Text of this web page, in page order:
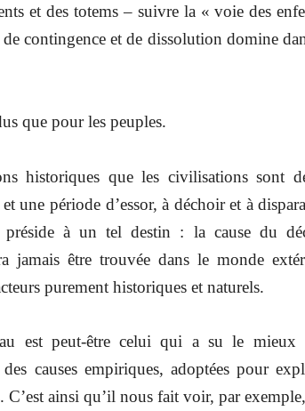
et des totems – suivre la « voie des
contingence et de dissolution domine
que pour les peuples.
historiques que les civilisations sont
une période d’essor, à déchoir et à
à un tel destin : la cause du
jamais être trouvée dans le monde
purement historiques et naturels.
est peut-être celui qui a su le mieux
causes empiriques, adoptées pour
ainsi qu’il nous fait voir, par